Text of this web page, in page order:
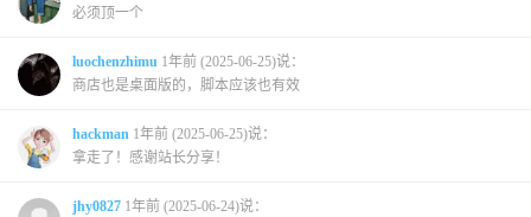
必须顶一个
luochenzhimu 1年前 (2025-06-25)说：
商店也是桌面版的，脚本应该也有效
hackman 1年前 (2025-06-25)说：
拿走了！感谢站长分享！
jhy0827 1年前 (2025-06-24)说：